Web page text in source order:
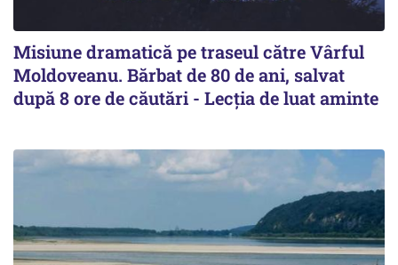
Misiune dramatică pe traseul către Vârful
Moldoveanu. Bărbat de 80 de ani, salvat
după 8 ore de căutări - Lecția de luat aminte